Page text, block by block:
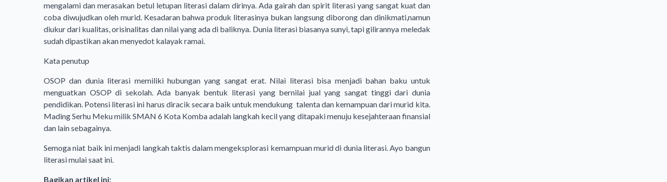
mengalami dan merasakan betul letupan literasi dalam dirinya. Ada gairah dan spirit literasi yang sangat kuat dan
coba diwujudkan oleh murid. Kesadaran bahwa produk literasinya bukan langsung diborong dan dinikmati,namun
diukur dari kualitas, orisinalitas dan nilai yang ada di baliknya. Dunia literasi biasanya sunyi, tapi gilirannya meledak
sudah dipastikan akan menyedot kalayak ramai.
Kata penutup
OSOP dan dunia literasi memiliki hubungan yang sangat erat. Nilai literasi bisa menjadi bahan baku untuk
menguatkan OSOP di sekolah. Ada banyak bentuk literasi yang bernilai jual yang sangat tinggi dari dunia
pendidikan. Potensi literasi ini harus diracik secara baik untuk mendukung talenta dan kemampuan dari murid kita.
Mading Serhu Meku milik SMAN 6 Kota Komba adalah langkah kecil yang ditapaki menuju kesejahteraan finansial
dan lain sebagainya.
Semoga niat baik ini menjadi langkah taktis dalam mengeksplorasi kemampuan murid di dunia literasi. Ayo bangun
literasi mulai saat ini.
Bagikan artikel ini: